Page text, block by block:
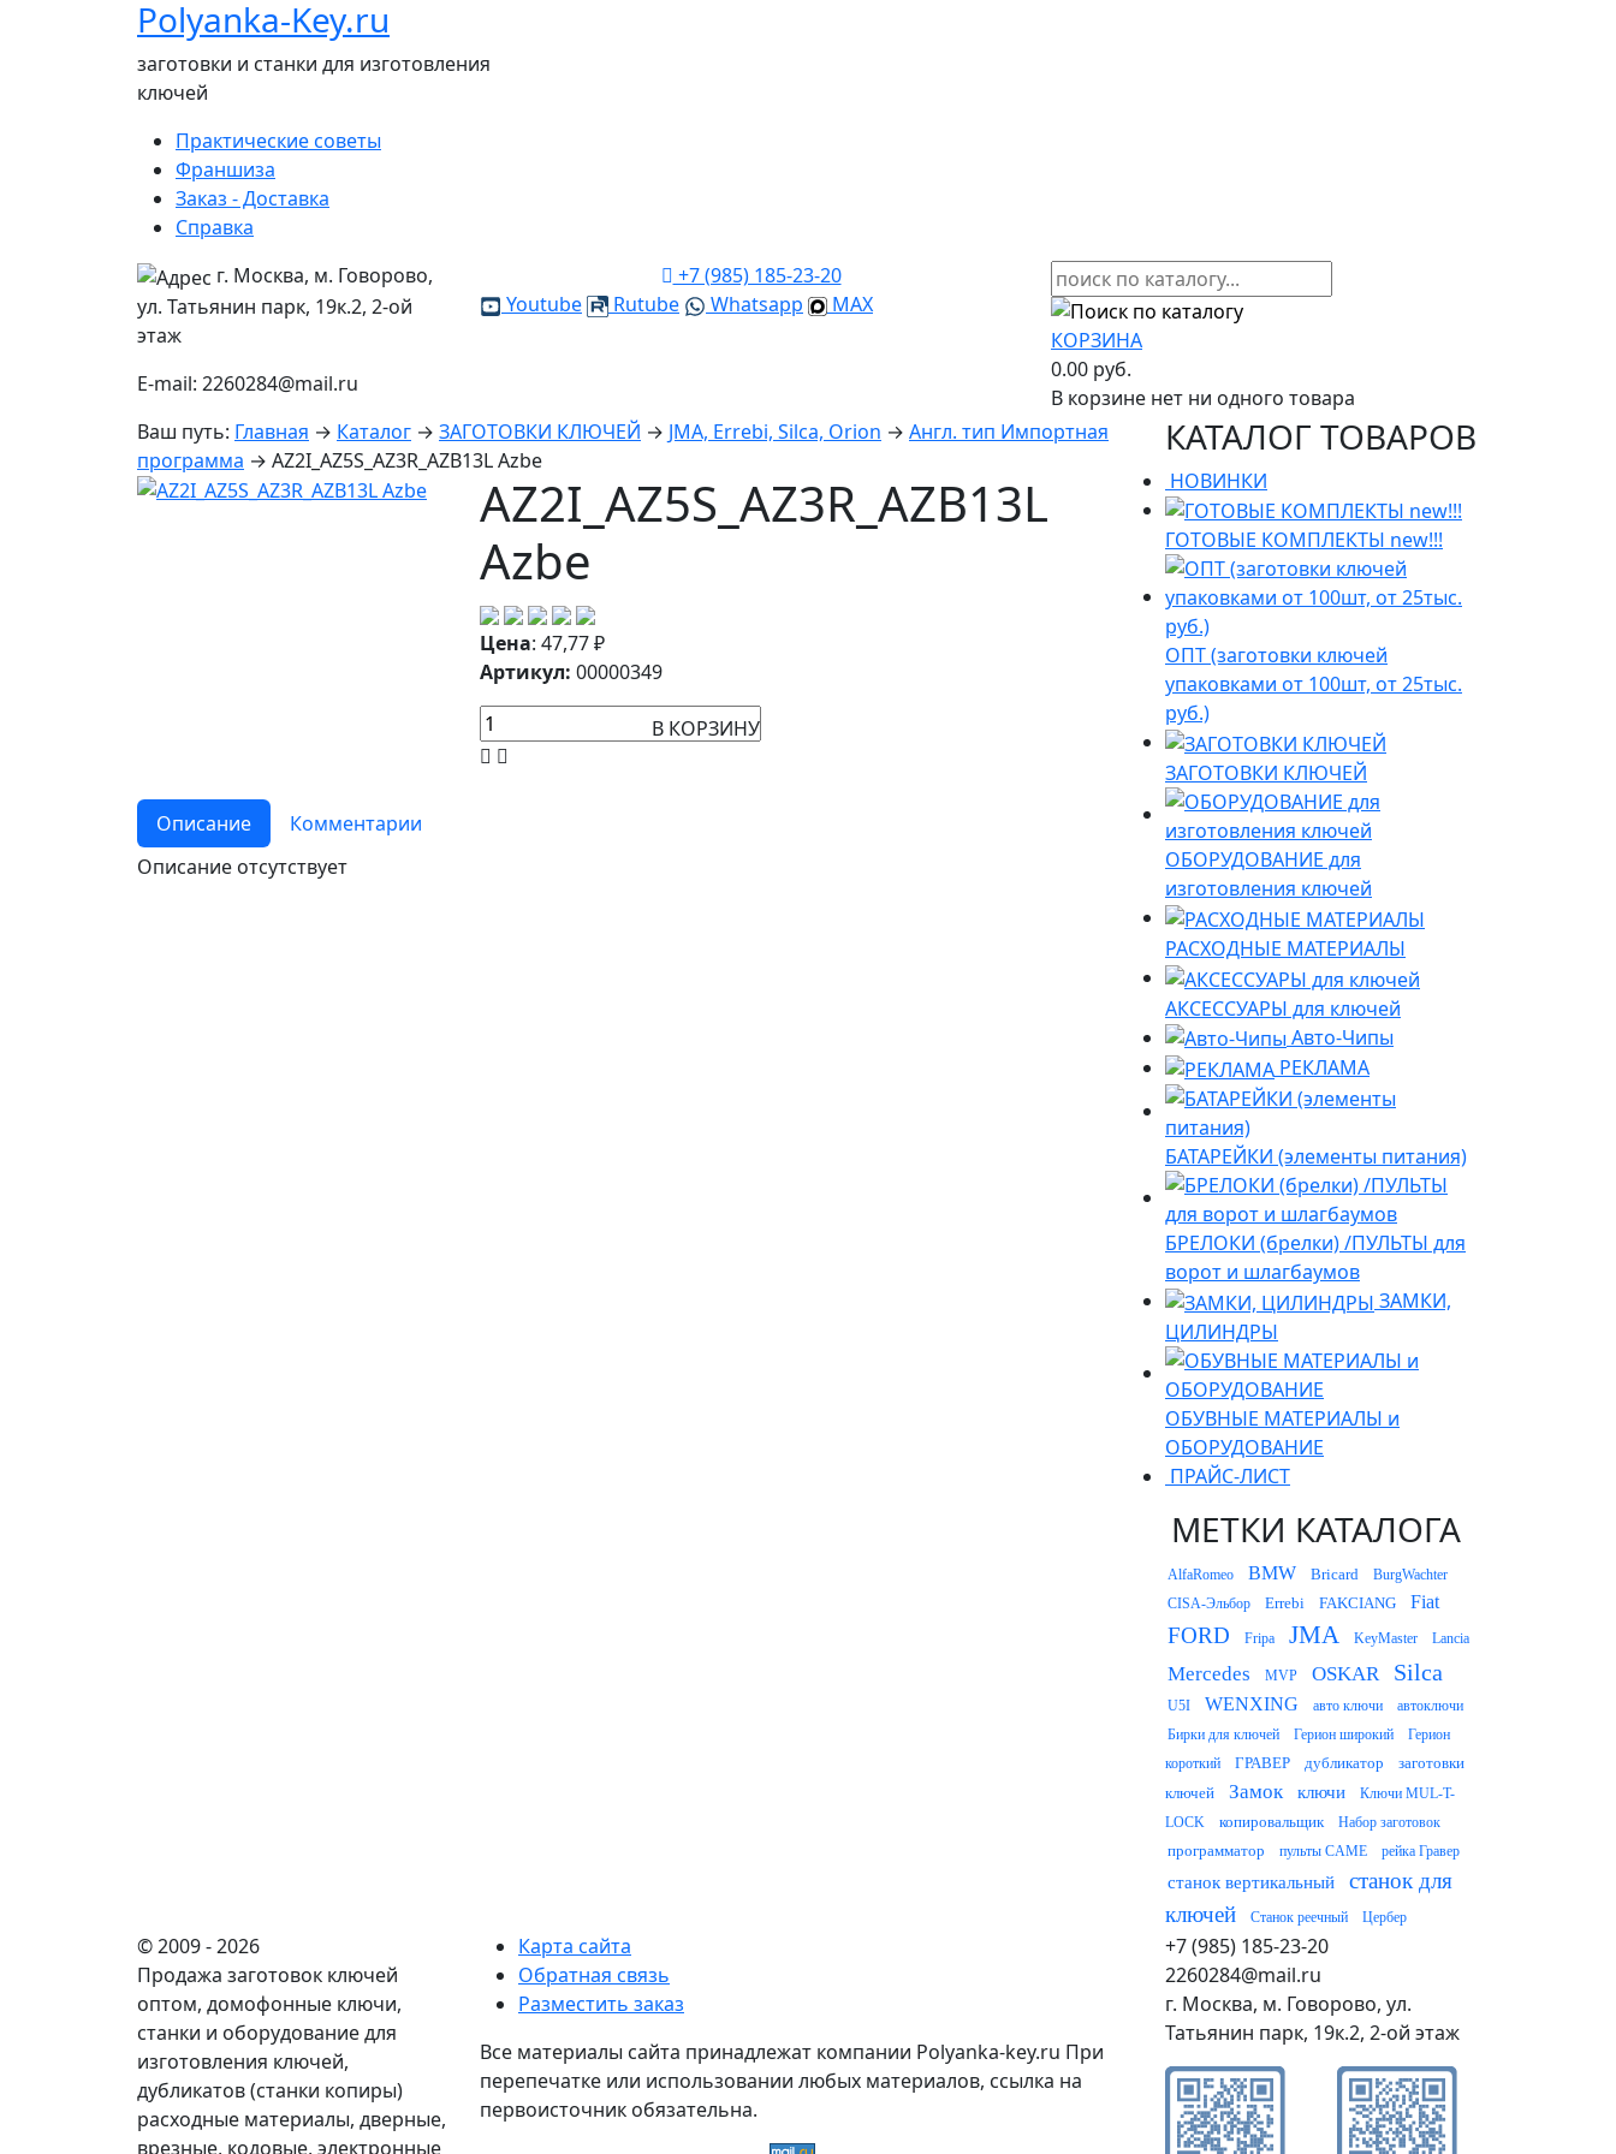
Polyanka-Key.ru
заготовки и станки для изготовления
ключей
Практические советы
Франшиза
Заказ - Доставка
Справка
г. Москва, м. Говорово,
ул. Татьянин парк, 19к.2, 2-ой
этаж
E-mail: 2260284@mail.ru
+7 (985) 185-23-20
Youtube
Rutube Whatsapp
MAX
КОРЗИНА
0.00 руб.
В корзине нет ни одного товара
Ваш путь: Главная → Каталог → ЗАГОТОВКИ КЛЮЧЕЙ → JMA, Errebi, Silca, Orion → Англ. тип Импортная
программа → AZ2I_AZ5S_AZ3R_AZB13L Azbe
AZ2I_AZ5S_AZ3R_AZB13L
Azbe
Цена: 47,77₽
Артикул: 00000349
В КОРЗИНУ
Описание
Комментарии
Описание отсутствует
КАТАЛОГ ТОВАРОВ
НОВИНКИ
ГОТОВЫЕ КОМПЛЕКТЫ new!!!
ОПТ (заготовки ключей
упаковками от 100шт, от 25тыс.
руб.)
ЗАГОТОВКИ КЛЮЧЕЙ
ОБОРУДОВАНИЕ для
изготовления ключей
РАСХОДНЫЕ МАТЕРИАЛЫ
АКСЕССУАРЫ для ключей
Авто-Чипы
РЕКЛАМА
БАТАРЕЙКИ (элементы питания)
БРЕЛОКИ (брелки) /ПУЛЬТЫ для
ворот и шлагбаумов
ЗАМКИ,
ЦИЛИНДРЫ
ОБУВНЫЕ МАТЕРИАЛЫ и
ОБОРУДОВАНИЕ
ПРАЙС-ЛИСТ
МЕТКИ КАТАЛОГА
AlfaRomeo BMW Bricard
BurgWachter
CISA-Эльбор
Errebi FAKCIANG Fiat
FORD Fripa JMA KeyMaster Lancia
Mercedes MVP OSKAR Silca
U5I WENXING авто ключи
автоключи
Бирки для ключей
Герион широкий
Герион
короткий
ГРАВЕР дубликатор
заготовки
ключей
Замок ключи
Ключи MUL-T-
LOCK
копировальщик Набор заготовок
программатор пульты CAME рейка Гравер
станок вертикальный
станок для
ключей
Станок реечный Цербер
© 2009 - 2026
Продажа заготовок ключей
оптом, домофонные ключи,
станки и оборудование для
изготовления ключей,
дубликатов (станки копиры)
расходные материалы, дверные,
врезные, кодовые, электронные
Карта сайта
Обратная связь
Разместить заказ
Все материалы сайта принадлежат компании Polyanka-key.ru При
перепечатке или использовании любых материалов, ссылка на
первоисточник обязательна.
+7 (985) 185-23-20
2260284@mail.ru
г. Москва, м. Говорово, ул.
Татьянин парк, 19к.2, 2-ой этаж